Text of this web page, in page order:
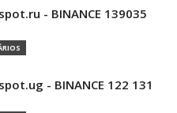
- BINANCE 139035
- BINANCE 122 131